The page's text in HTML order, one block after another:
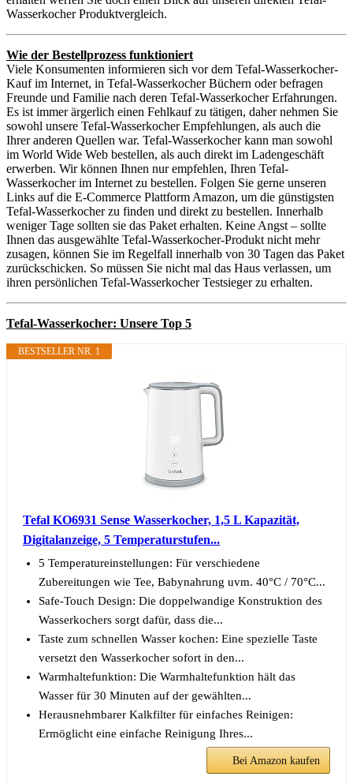
Wasserkocher Produktvergleich.
Wie der Bestellprozess funktioniert
Viele Konsumenten informieren sich vor dem Tefal-Wasserkocher-
Kauf im Internet, in Tefal-Wasserkocher Büchern oder befragen
Freunde und Familie nach deren Tefal-Wasserkocher Erfahrungen.
Es ist immer ärgerlich einen Fehlkauf zu tätigen, daher nehmen Sie
sowohl unsere Tefal-Wasserkocher Empfehlungen, als auch die
Ihrer anderen Quellen war. Tefal-Wasserkocher kann man sowohl
im World Wide Web bestellen, als auch direkt im Ladengeschäft
erwerben. Wir können Ihnen nur empfehlen, Ihren Tefal-
Wasserkocher im Internet zu bestellen. Folgen Sie gerne unseren
Links auf die E-Commerce Plattform Amazon, um die günstigsten
Tefal-Wasserkocher zu finden und direkt zu bestellen. Innerhalb
weniger Tage sollten sie das Paket erhalten. Keine Angst – sollte
Ihnen das ausgewählte Tefal-Wasserkocher-Produkt nicht mehr
zusagen, können Sie im Regelfall innerhalb von 30 Tagen das Paket
zurückschicken. So müssen Sie nicht mal das Haus verlassen, um
ihren persönlichen Tefal-Wasserkocher Testsieger zu erhalten.
Tefal-Wasserkocher: Unsere Top 5
BESTSELLER NR. 1
Tefal KO6931 Sense Wasserkocher, 1,5 L Kapazität,
Digitalanzeige, 5 Temperaturstufen...
5 Temperatureinstellungen: Für verschiedene
Zubereitungen wie Tee, Babynahrung uvm. 40°C / 70°C...
Safe-Touch Design: Die doppelwandige Konstruktion des
Wasserkochers sorgt dafür, dass die...
Taste zum schnellen Wasser kochen: Eine spezielle Taste
versetzt den Wasserkocher sofort in den...
Warmhaltefunktion: Die Warmhaltefunktion hält das
Wasser für 30 Minuten auf der gewählten...
Herausnehmbarer Kalkfilter für einfaches Reinigen:
Ermöglicht eine einfache Reinigung Ihres...
Bei Amazon kaufen